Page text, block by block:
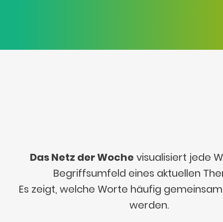
Das Netz der Woche visualisiert jede
Begriffsumfeld eines aktuellen
Es zeigt, welche Worte häufig
werden.